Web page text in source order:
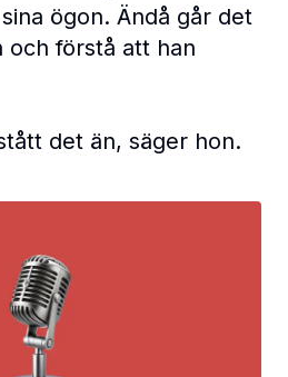
ögon. Ändå går det
förstå att han
det än, säger hon.